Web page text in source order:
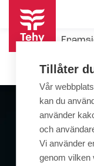
Hoppa
huvudinnehåll
Tillåter
Vår
kan du
använder
och
Vi använder
genom vilken